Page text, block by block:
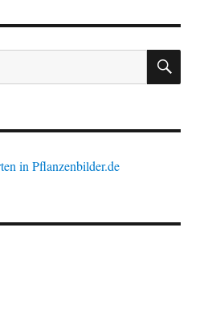
E
in Pflanzenbilder.de